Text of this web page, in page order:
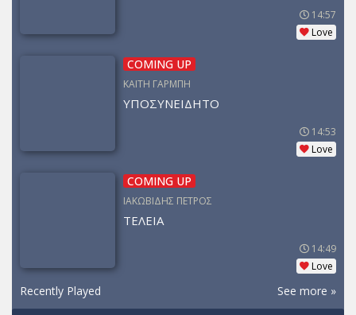
14:57
Love
COMING UP
ΚΑΙΤΗ ΓΑΡΜΠΗ
ΥΠΟΣΥΝΕΙΔΗΤΟ
14:53
Love
COMING UP
ΙΑΚΩΒΙΔΗΣ ΠΕΤΡΟΣ
ΤΕΛΕΙΑ
14:49
Love
Recently Played See more »